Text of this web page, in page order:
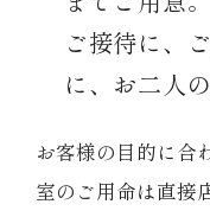
ご接待に、
に、お二人
お客様の目的に合
室のご用命は直接